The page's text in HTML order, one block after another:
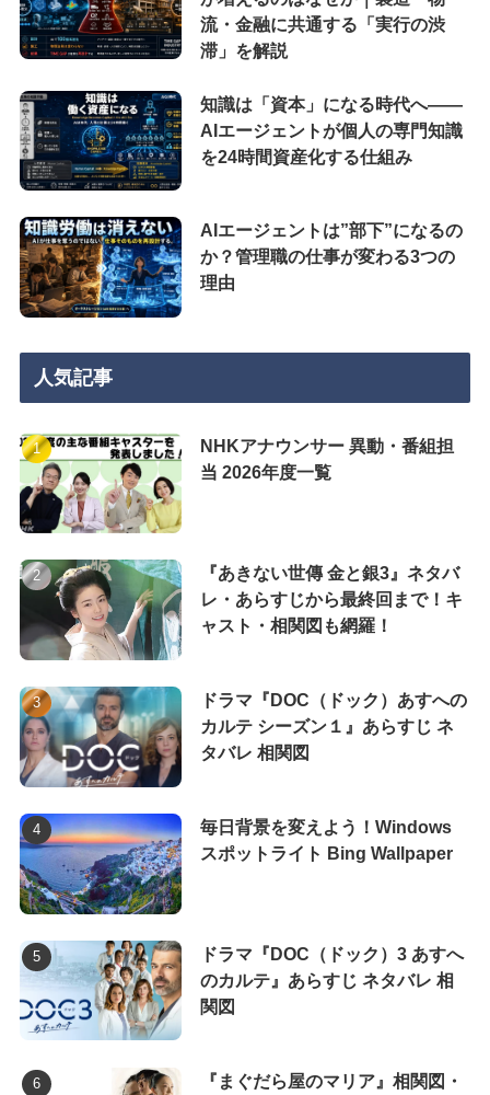
流・金融に共通する「実行の渋
滞」を解説
知識は「資本」になる時代へ——
AIエージェントが個人の専門知識
を24時間資産化する仕組み
AIエージェントは”部下”になるの
か？管理職の仕事が変わる3つの
理由
人気記事
NHKアナウンサー 異動・番組担
当 2026年度一覧
『あきない世傳 金と銀3』ネタバ
レ・あらすじから最終回まで！キ
ャスト・相関図も網羅！
ドラマ『DOC（ドック）あすへの
カルテ シーズン１』あらすじ ネ
タバレ 相関図
毎日背景を変えよう！Windows
スポットライト Bing Wallpaper
ドラマ『DOC（ドック）3 あすへ
のカルテ』あらすじ ネタバレ 相
関図
『まぐだら屋のマリア』相関図・